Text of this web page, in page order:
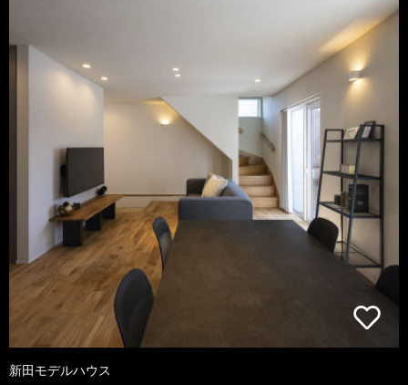
新田モデルハウス